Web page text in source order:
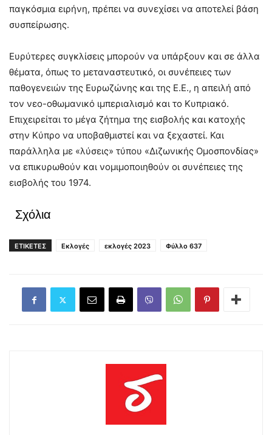
παγκόσμια ειρήνη, πρέπει να συνεχίσει να αποτελεί βάση
συσπείρωσης.
Ευρύτερες συγκλίσεις μπορούν να υπάρξουν και σε άλλα
θέματα, όπως το μεταναστευτικό, οι συνέπειες των
παθογενειών της Ευρωζώνης και της Ε.Ε., η απειλή από
τον νεο-οθωμανικό ιμπεριαλισμό και το Κυπριακό.
Επιχειρείται το μέγα ζήτημα της εισβολής και κατοχής
στην Κύπρο να υποβαθμιστεί και να ξεχαστεί. Και
παράλληλα με «λύσεις» τύπου «Διζωνικής Ομοσπονδίας»
να επικυρωθούν και νομιμοποιηθούν οι συνέπειες της
εισβολής του 1974.
Σχόλια
ΕΤΙΚΕΤΕΣ Εκλογές εκλογές 2023 Φύλλο 637